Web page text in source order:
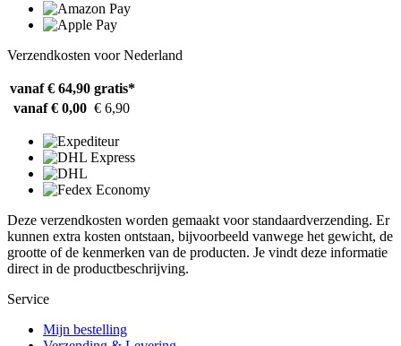
Verzendkosten voor Nederland
vanaf € 64,90 gratis*
vanaf € 0,00 € 6,90
Deze verzendkosten worden gemaakt voor standaardverzending. Er
kunnen extra kosten ontstaan, bijvoorbeeld vanwege het gewicht, de
grootte of de kenmerken van de producten. Je vindt deze informatie
direct in de productbeschrijving.
Service
Mijn bestelling